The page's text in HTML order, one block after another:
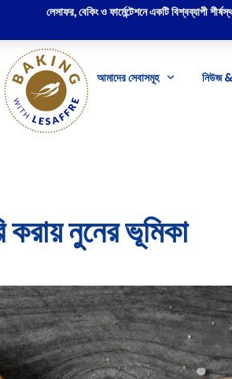
লেসাফর, বেকিং ও ফার্মেন্টেশনে একটি বিশ্বব্যাপী
আমাদের সেবাসমূহ নিউজ &
করায় নুনের ভূমিকা